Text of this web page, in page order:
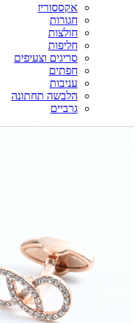
אקססוריז
חגורות
חולצות
חליפות
סריגים וצעיפים
חפתים
עניבות
הלבשה תחתונה
גרביים